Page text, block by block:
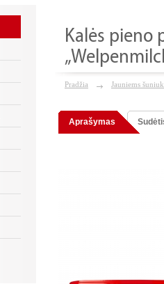
Kalės pieno
Pradžia Jauniems
Aprašymas